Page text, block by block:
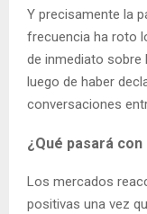
Y precisamente la
frecuencia ha roto
de inmediato
luego de haber
conversaciones
¿Qué pasará
Los mercados
positivas una vez